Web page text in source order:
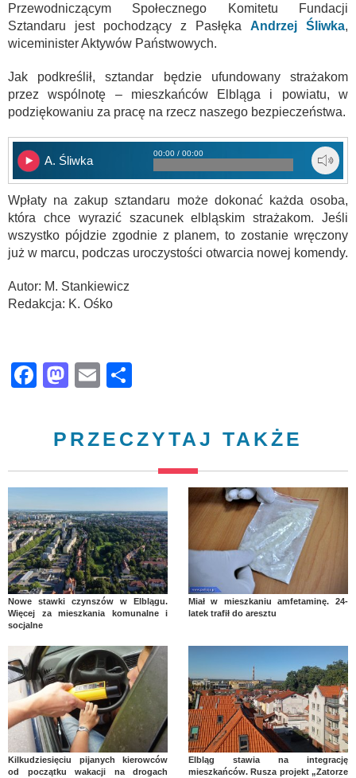
Przewodniczącym Społecznego Komitetu Fundacji
Sztandaru jest pochodzący z Pasłęka Andrzej Śliwka,
wiceminister Aktywów Państwowych.
Jak podkreślił, sztandar będzie ufundowany strażakom
przez wspólnotę – mieszkańców Elbląga i powiatu, w
podziękowaniu za pracę na rzecz naszego bezpieczeństwa.
A. Śliwka
00:00 / 00:00
Wpłaty na zakup sztandaru może dokonać każda osoba,
która chce wyrazić szacunek elbląskim strażakom. Jeśli
wszystko pójdzie zgodnie z planem, to zostanie wręczony
już w marcu, podczas uroczystości otwarcia nowej komendy.
Autor: M. Stankiewicz
Redakcja: K. Ośko
Facebook
Mastodon
Email
PRZECZYTAJ TAKŻE
Nowe stawki czynszów w Elblągu.
Więcej za mieszkania komunalne i
socjalne
Miał w mieszkaniu amfetaminę. 24-
latek trafił do aresztu
Kilkudziesięciu pijanych kierowców
od początku wakacji na drogach
Elbląg stawia na integrację
mieszkańców. Rusza projekt „Zatorze